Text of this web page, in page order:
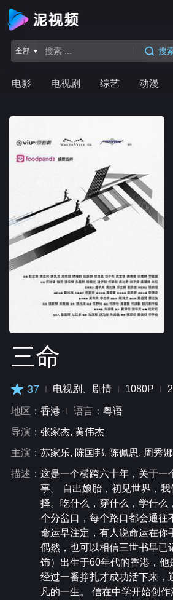
电影 电视剧 综艺 动漫
全部 ▾ 搜
三命
37 电视剧、剧情 1080P
地区： 香港 语言： 粤语
导演： 张家杰, 黄伟杰
主演： 苏家乐, 陈国邦, 陈佩思, 周秀娜
描述： 这是一个横跨六十年，关于一
事。 自出娘胎，初见世界，
择。吃什么，穿什么，学什么
个分岔口，每个路口都会通往
命运早注定，有人说命运在你
偶然，也可以相信三世书早已
饰）出生于60年代的香港，他
经过一番挣扎才成功活下来，
凡的一生。 信在中学开始创